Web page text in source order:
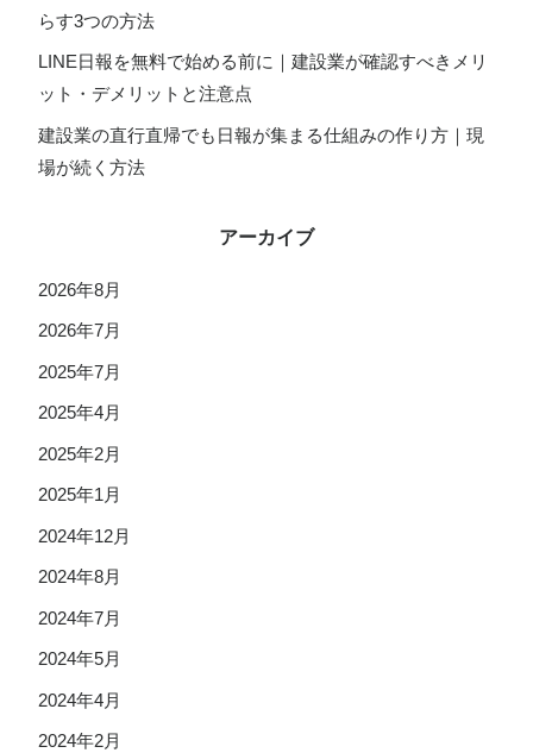
らす3つの方法
LINE日報を無料で始める前に｜建設業が確認すべきメリ
ット・デメリットと注意点
建設業の直行直帰でも日報が集まる仕組みの作り方｜現
場が続く方法
アーカイブ
2026年8月
2026年7月
2025年7月
2025年4月
2025年2月
2025年1月
2024年12月
2024年8月
2024年7月
2024年5月
2024年4月
2024年2月